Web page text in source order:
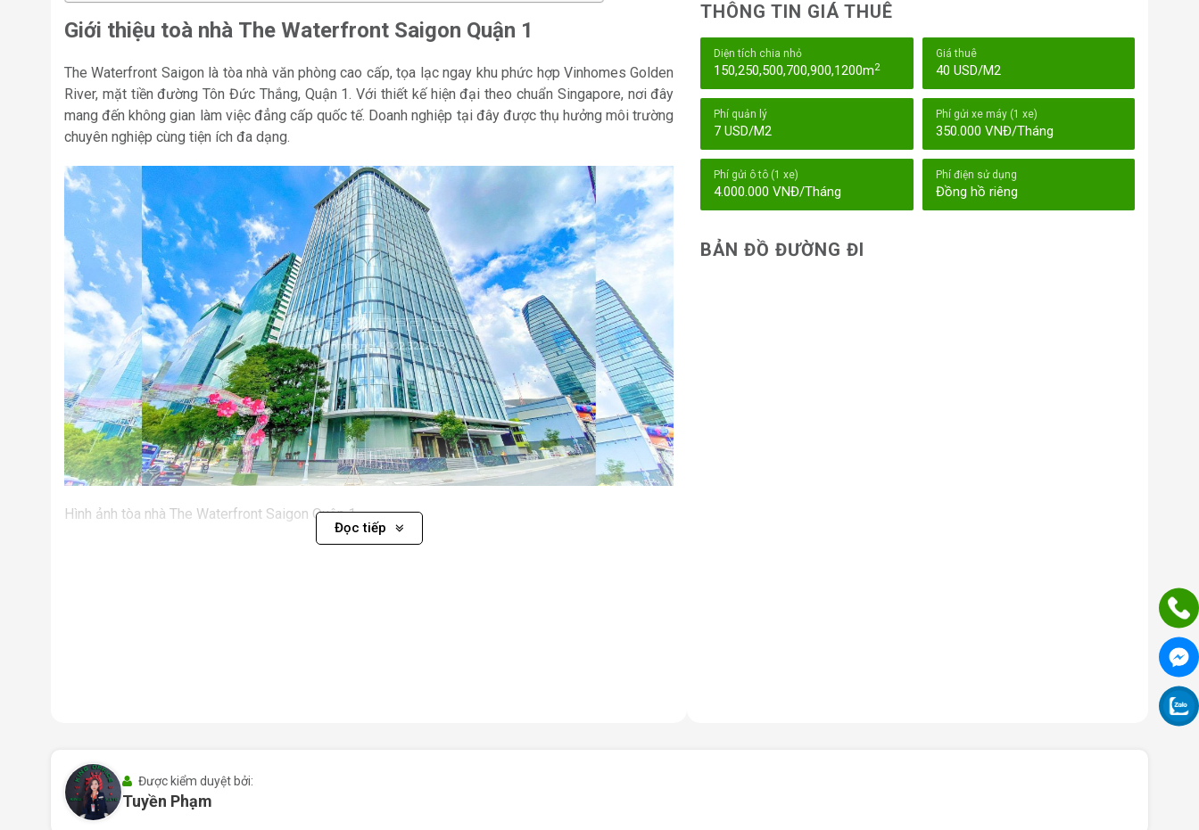
Giới thiệu toà nhà The Waterfront Saigon Quận 1
The Waterfront Saigon là tòa nhà văn phòng cao cấp, tọa lạc ngay khu phức hợp Vinhomes Golden
River, mặt tiền đường Tôn Đức Thắng, Quận 1. Với thiết kế hiện đại theo chuẩn Singapore, nơi đây
mang đến không gian làm việc đẳng cấp quốc tế. Doanh nghiệp tại đây được thụ hưởng môi trường
chuyên nghiệp cùng tiện ích đa dạng.
Hình ảnh tòa nhà The Waterfront Saigon Quận 1
vực trung tâm tài chính sầm uất, dễ dàng kết nối với mọi quận trong TP.HCM.
Giao thông thuận tiện:
việc di chuyển qua Quận 2, Quận 4, Quận Bình Thạnh trở nên nhanh chóng.
Đọc tiếp
THÔNG TIN GIÁ THUÊ
Diện tích chia nhỏ
150,250,500,700,900,1200m2
Giá thuê
40 USD/M2
Phí quản lý
7 USD/M2
Phí gửi xe máy (1 xe)
350.000 VNĐ/Tháng
Phí gửi ô tô (1 xe)
4.000.000 VNĐ/Tháng
Phí điện sử dụng
Đồng hồ riêng
BẢN ĐỒ ĐƯỜNG ĐI
Được kiểm duyệt bởi:
Tuyền Phạm